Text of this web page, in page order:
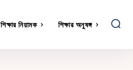
শিক্ষার নিয়ামক শিক্ষার অনুষঙ্গ